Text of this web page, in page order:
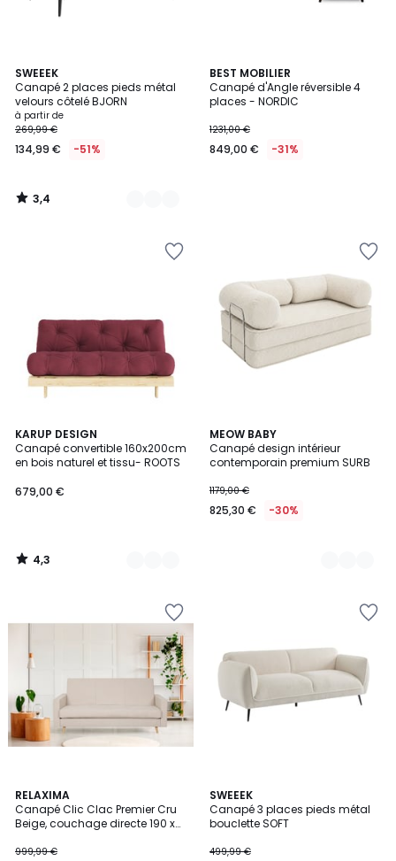
SWEEEK
Canapé 2 places pieds métal
velours côtelé BJORN
à partir de
269,99 €
134,99 € -51%
3,4
/ 5
6
Couleurs
3,4
/
BEST MOBILIER
Canapé d'Angle réversible 4
places - NORDIC
1231,00 €
849,00 € -31%
KARUP DESIGN
Canapé convertible 160x200cm
en bois naturel et tissu- ROOTS
679,00 €
4,3
/ 5
8
Couleurs
4,3
/
MEOW BABY
Canapé design intérieur
contemporain premium SURB
1179,00 €
825,30 € -30%
9
Couleurs
RELAXIMA
Canapé Clic Clac Premier Cru
Beige, couchage directe 190 x
999,99 €
2
Couleurs
SWEEEK
Canapé 3 places pieds métal
bouclette SOFT
499,99 €
4,5
/ 5